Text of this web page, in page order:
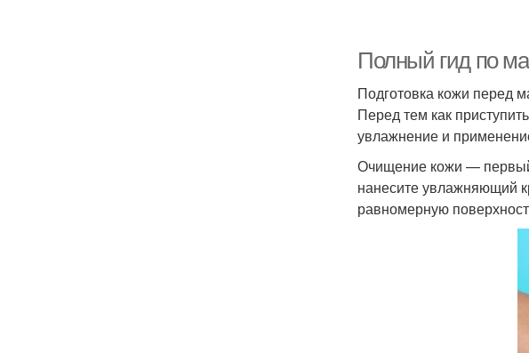
Полный гид по
Подготовка кожи перед
Перед тем как
увлажнение и
Очищение кожи — первый
нанесите увлажняющий
равномерную